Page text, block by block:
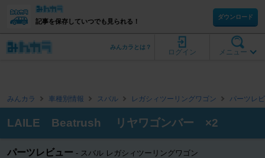
記事を保存していつでも見られる！
ダウンロード
メニュー
ログイン
みんカラとは？
みんカラ 車種別情報 スバル レガシィツーリングワゴン パーツレ
LAILE Beatrush リヤワゴンバー ×2
パーツレビュー スバル レガシィツーリングワゴン